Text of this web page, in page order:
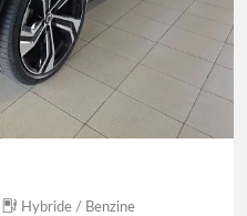
Hybride / Benzine